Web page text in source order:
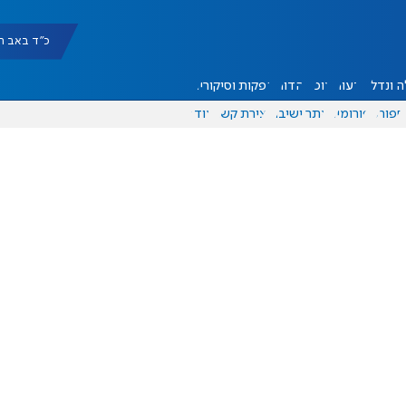
כ"ד באב תשפ"ו
ונדל"ן דעות אוכל יהדות הפקות וסיקורים
ספורט פורומים אתר ישיבה יצירת קשר עוד